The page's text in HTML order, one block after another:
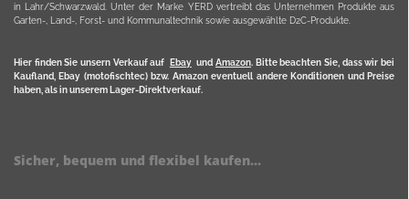
in Lahr/Schwarzwald. Unter der Marke YERD vertreibt das Unternehmen Produkte aus
Garten-, Land-, Forst- und Kommunaltechnik sowie ausgewählte D2C-Produkte.
Hier finden Sie unsern Verkauf auf Ebayund Amazon. Bitte beachten Sie, dass wir bei
Kaufland, Ebay (motofischtec) bzw. Amazon eventuell andere Konditionen und Preise
haben, als in unserem Lager-Direktverkauf.
Sicher, bequem und flexibel kaufen...